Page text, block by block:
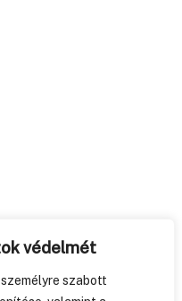
védelmét
szabott